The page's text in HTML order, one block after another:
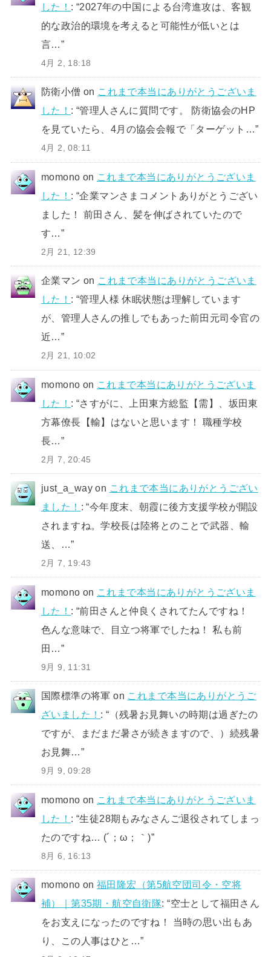
した！ : “2027年の中国による台湾進攻は、客観
的な政治的環境を考えると可能性が低いとは
言…”
4月 2, 18:18
防衛小僧 on これまで本当にありがとうございま
した！ : “管理人さんに質問です。 防衛協会のHP
を見ていたら、4月の協会会報で「ターゲット…”
4月 2, 08:11
momono on これまで本当にありがとうございま
した！ : “企業マンさまコメントありがとうござい
ました！ 前田さん、髪を伸ばされていたので
す…”
2月 21, 12:39
企業マン on これまで本当にありがとうございま
した！ : “管理人様 休眠状態は理解しています
が、管理人さんの推しでもあった前田元司令官の
近…”
2月 21, 10:02
momono on これまで本当にありがとうございま
した！ : “さすがに、上田東方総監【需】、坂田東
方幕僚長【輸】はないと思います！ 職種学校
長…”
2月 7, 20:45
just_a_way on これまで本当にありがとうござい
ました！ : “今年度末、朝霞に後方支援学校が開設
されますね。学校長は陸将とのことで武器、輸
送、…”
2月 7, 19:43
momono on これまで本当にありがとうございま
した！ : “前田さんと仲良くされてたんですね！
色んな意味で、目立つ将軍でしたね！ 私も前
田…”
9月 9, 11:31
国際標準の将軍 on これまで本当にありがとうご
ざいました！ : “ （残暑お見舞いの時期は過ぎたの
ですが、まだまだ暑さが続きますので、）続残暑
お見舞…”
9月 9, 09:28
momono on これまで本当にありがとうございま
した！ : “生徒28期もみなさんご退役されてしまっ
たのですね… (´；ω；｀)”
8月 6, 16:13
momono on福田隆宏（第5航空団司令・空将
補）｜第35期・航空自衛隊: “空士として福田さん
をお支えになったのですね！ 当時の思い出もあ
り、この人事はひと…”